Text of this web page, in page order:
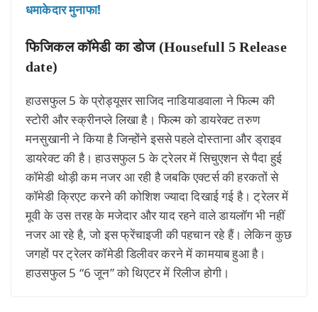
धमाकेदार मुनाफा!
फिजिकल कॉमेडी का डोज (Housefull 5 Release
date)
हाउसफुल 5 के प्रोड्यूसर साजिद नाडियाडवाला ने फिल्म की
स्टोरी और स्क्रीनप्ले लिखा है। फिल्म को डायरेक्ट तरुण
मनसुखानी ने किया है जिन्होंने इससे पहले दोस्ताना और ड्राइव
डायरेक्ट की है। हाउसफुल 5 के ट्रेलर में सिचुएशन से पैदा हुई
कॉमेडी थोड़ी कम नजर आ रही है जबकि एक्टर्स की हरकतों से
कॉमेडी क्रिएट करने की कोशिश ज्यादा दिखाई गई है। ट्रेलर में
मूवी के उस तरह के मजेदार और याद रहने वाले डायलॉग भी नहीं
नजर आ रहे है, जो इस फ्रेंचाइजी की पहचान रहे हैं। लेकिन कुछ
जगहों पर ट्रेलर कॉमेडी डिलीवर करने में कामयाब हुआ है।
हाउसफुल 5 “6 जून” को थिएटर में रिलीज होगी।